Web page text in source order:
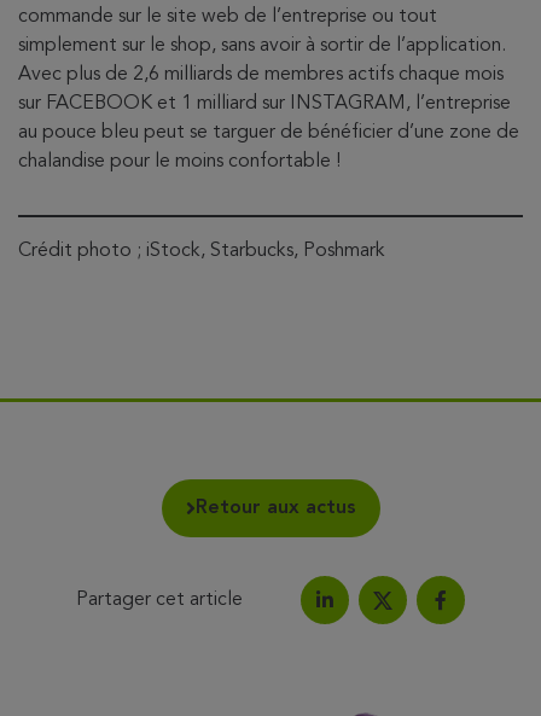
commande sur le site web de l’entreprise ou tout
simplement sur le shop, sans avoir à sortir de l’application.
Avec plus de 2,6 milliards de membres actifs chaque mois
sur FACEBOOK et 1 milliard sur INSTAGRAM, l’entreprise
au pouce bleu peut se targuer de bénéficier d’une zone de
chalandise pour le moins confortable !
Crédit photo ; iStock, Starbucks, Poshmark
Retour aux actus
Partager cet article
Partagez l'article sur
Partagez l'article
Partagez